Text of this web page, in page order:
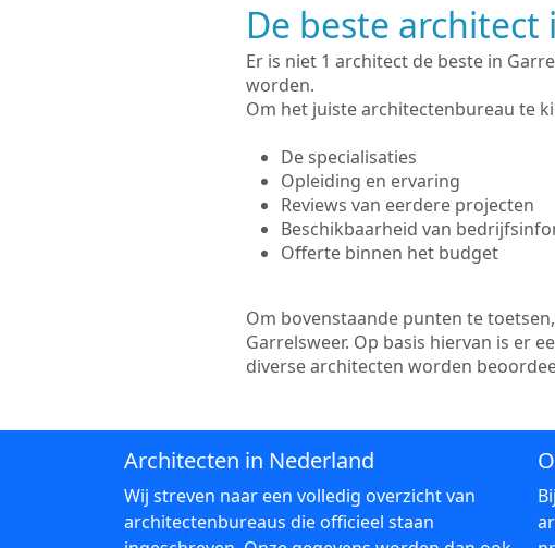
De beste architect
Er is niet 1 architect de beste in
worden.
Om het juiste architectenbureau te
De specialisaties
Opleiding en ervaring
Reviews van eerdere projecten
Beschikbaarheid van
Offerte binnen het budget
Om bovenstaande punten te
Garrelsweer. Op basis hiervan is er
diverse architecten worden
Architecten in Nederland
Wij streven naar een volledig overzicht van
architectenbureaus die officieel staan